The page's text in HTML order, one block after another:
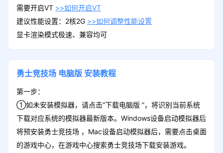
需要开启VT >>如何开启VT
建议性能设置：2核2G >>如何调整性能设置
显卡渲染模式极速、兼容均可
勇士竞技场 电脑版 安装教程
第一步：
①如未安装模拟器，请点击“下载电脑版 ”，将识别当前系统
下载对应系统的模拟器最新版本。Windows设备启动模拟器后
将预安装勇士竞技场 ，Mac设备启动模拟器后，需要点击桌面
的游戏中心，在游戏中心搜索勇士竞技场下载安装游戏。